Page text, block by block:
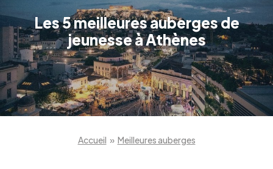
Les 5 meilleures auberges de
jeunesse à Athènes
Accueil » Meilleures auberges